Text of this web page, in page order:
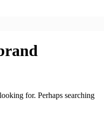
for. Perhaps searching